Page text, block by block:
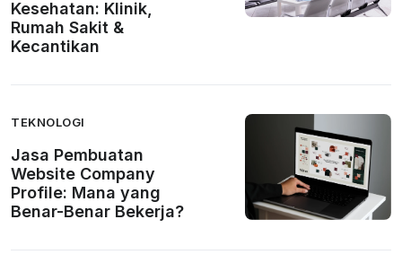
Kesehatan: Klinik,
Rumah Sakit &
Kecantikan
TEKNOLOGI
Jasa Pembuatan
Website Company
Profile: Mana yang
Benar-Benar Bekerja?